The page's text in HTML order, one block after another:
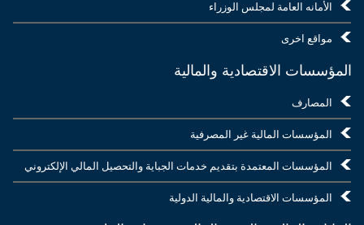
الأمانه العامة لمجلس الوزراء
مواقع اخرى
المؤسسات الاقتصادية والمالية
المصارف
المؤسسات المالية غير المصرفية
المؤسسات المعتمدة بتقديم خدمات الجباية والتحصيل المالي الإلكتروني
المؤسسات الاقتصادية والمالية الدولية